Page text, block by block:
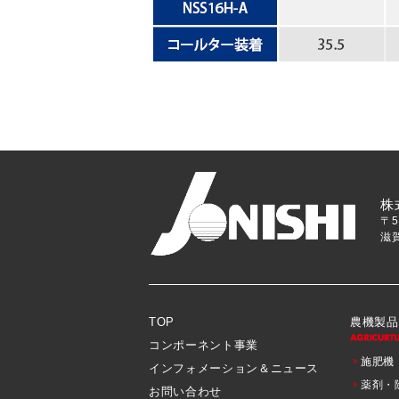
TOP
コンポーネント事業
インフォメーション＆ニュース
お問い合わせ
農機製品
施肥機
薬剤・
株
〒
滋